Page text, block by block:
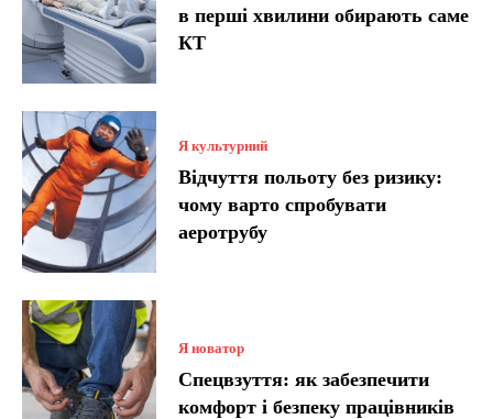
в перші хвилини обирають саме
КТ
Я культурний
Відчуття польоту без ризику:
чому варто спробувати
аеротрубу
Я новатор
Спецвзуття: як забезпечити
комфорт і безпеку працівників